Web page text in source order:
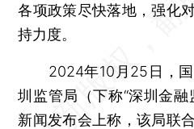
各项政策尽快落地，强化
持力度。
2024年10月25日，国
圳监管局（下称“深圳金
新闻发布会上称，该局联